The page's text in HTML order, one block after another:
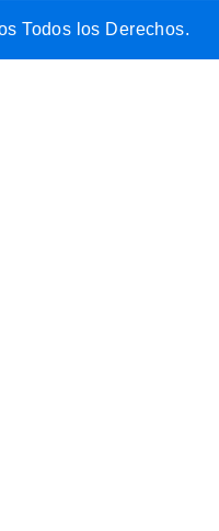
Todos los Derechos.